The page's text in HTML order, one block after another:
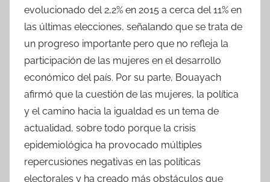
evolucionado del 2,2% en 2015 a cerca del 11% en
las últimas elecciones, señalando que se trata de
un progreso importante pero que no refleja la
participación de las mujeres en el desarrollo
económico del país. Por su parte, Bouayach
afirmó que la cuestión de las mujeres, la política
y el camino hacia la igualdad es un tema de
actualidad, sobre todo porque la crisis
epidemiológica ha provocado múltiples
repercusiones negativas en las políticas
electorales y ha creado más obstáculos que